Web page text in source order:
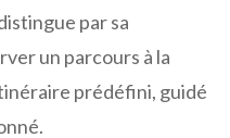
par sa
un parcours à la
prédéfini, guidé